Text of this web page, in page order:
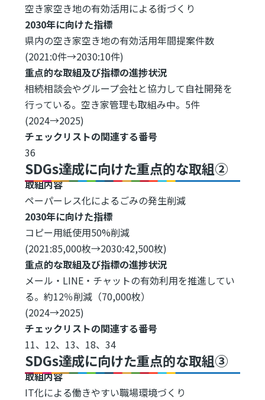
空き家空き地の有効活用による街づくり
2030年に向けた指標
県内の空き家空き地の有効活用年間提案件数
(2021:0件→2030:10件)
重点的な取組及び指標の進捗状況
相続相談会やグループ会社と協力して自社開発を
行っている。空き家管理も取組み中。5件
(2024→2025)
チェックリストの関連する番号
36
SDGs達成に向けた重点的な取組②
取組内容
ペーパーレス化によるごみの発生削減
2030年に向けた指標
コピー用紙使用50%削減
(2021:85,000枚→2030:42,500枚)
重点的な取組及び指標の進捗状況
メール・LINE・チャットの有効利用を推進してい
る。約12％削減（70,000枚）
(2024→2025)
チェックリストの関連する番号
11、12、13、18、34
SDGs達成に向けた重点的な取組③
取組内容
IT化による働きやすい職場環境づくり